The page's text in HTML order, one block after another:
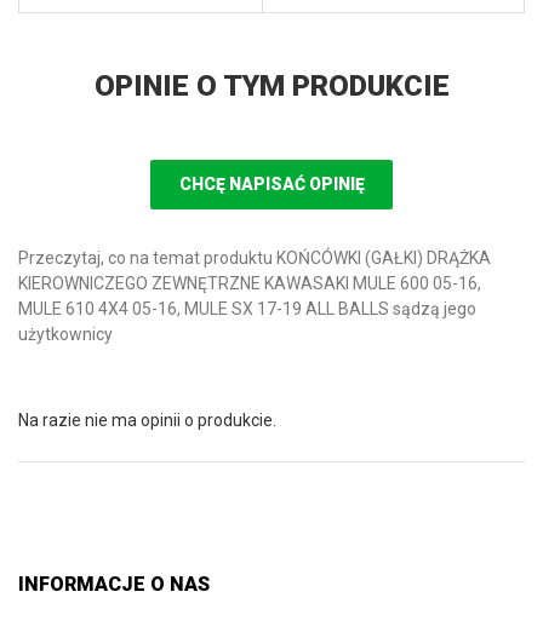
OPINIE O TYM PRODUKCIE
CHCĘ NAPISAĆ OPINIĘ
Przeczytaj, co na temat produktu KOŃCÓWKI (GAŁKI) DRĄŻKA
KIEROWNICZEGO ZEWNĘTRZNE KAWASAKI MULE 600 05-16,
MULE 610 4X4 05-16, MULE SX 17-19 ALL BALLS sądzą jego
użytkownicy
Na razie nie ma opinii o produkcie.
INFORMACJE O NAS